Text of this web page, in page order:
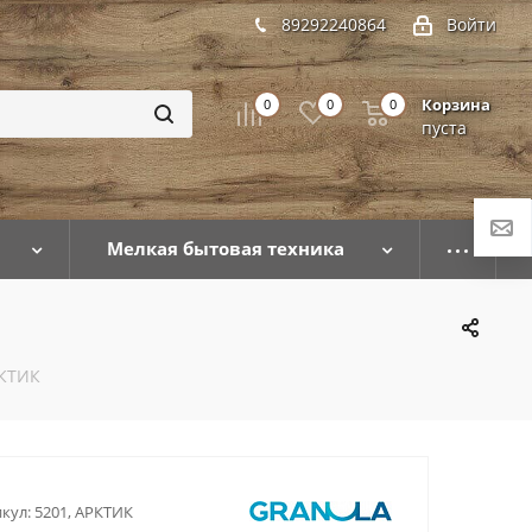
Войти
89292240864
0 0 Корзина
пуста
0
Мелкая бытовая техника
5201, АРКТИК